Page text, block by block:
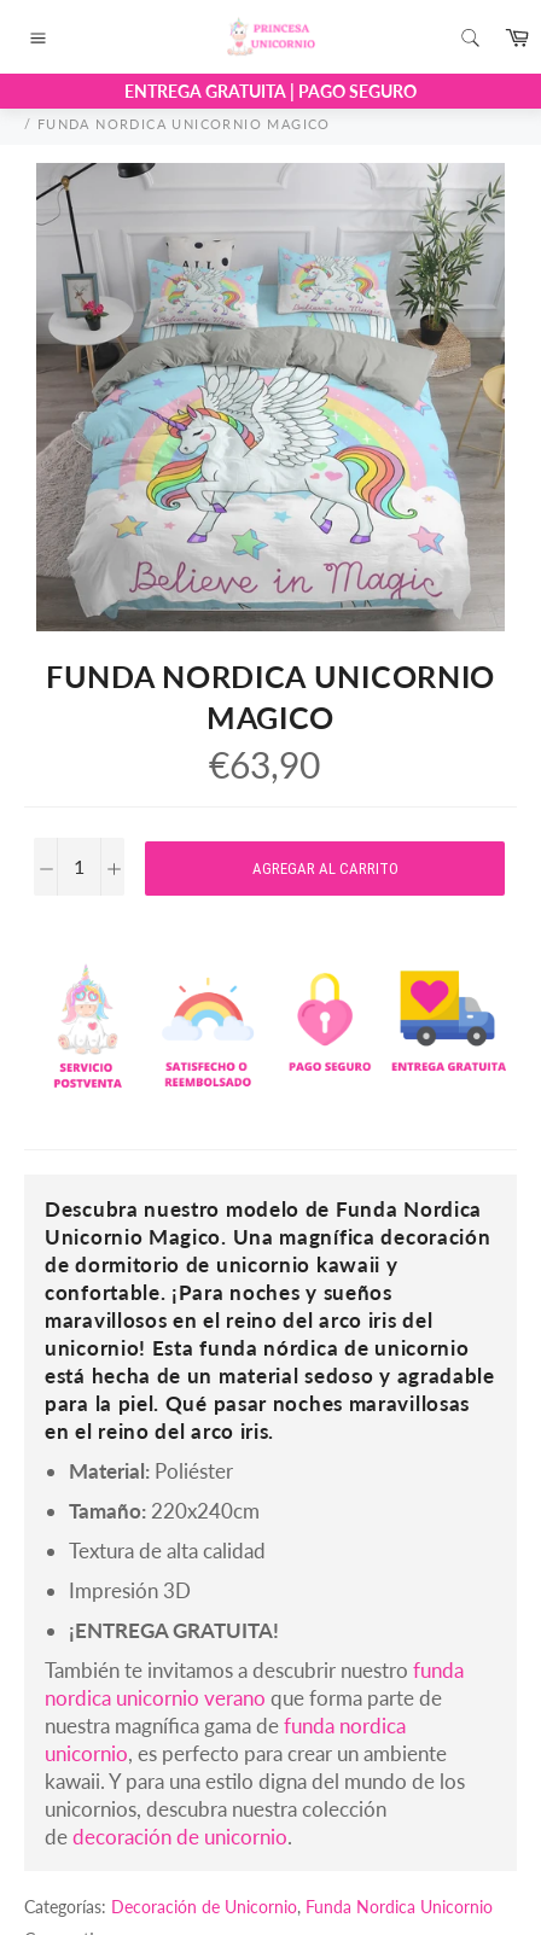
directamente
al
ENTREGA GRATUITA | PAGO SEGURO
/ FUNDA NORDICA UNICORNIO MAGICO
FUNDA NORDICA UNICORNIO
MAGICO
Precio
habitual
€63,90
− + AGREGAR AL CARRITO
Descubra nuestro modelo de Funda Nordica
Unicornio Magico. Una magnífica decoración
de dormitorio de unicornio kawaii y
confortable. ¡Para noches y sueños
maravillosos en el reino del arco iris del
unicornio! Esta funda nórdica de unicornio
está hecha de un material sedoso y agradable
para la piel. Qué pasar noches maravillosas
en el reino del arco iris.
Material: Poliéster
Tamaño: 220x240cm
Textura de alta calidad
Impresión 3D
¡ENTREGA GRATUITA!
También te invitamos a descubrir nuestro funda
nordica unicornio verano que forma parte de
nuestra magnífica gama defunda nordica
unicornio, es perfecto para crear un ambiente
kawaii. Y para una estilo digna del mundo de los
unicornios, descubra nuestra colección
dedecoración de unicornio.
Categorías: Decoración de Unicornio, Funda Nordica Unicornio